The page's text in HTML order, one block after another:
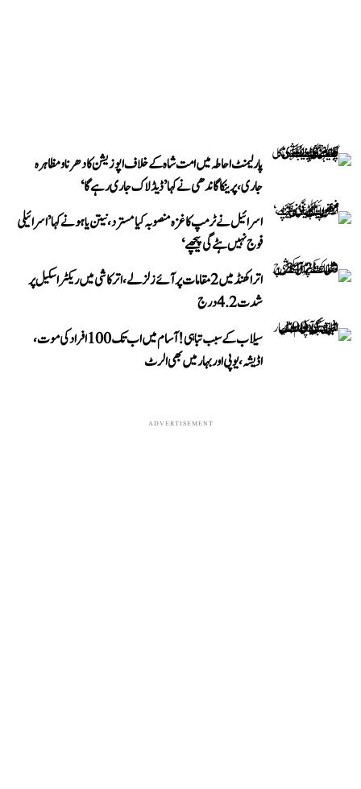
پارلیمنٹ احاطہ میں امت شاہ کے خلاف اپوزیشن کا دھرنا و مظاہرہ
جاری، پرینکا گاندھی نے کہا ’ڈیڈلاک جاری رہے گا‘
اسرائیل نے ٹرمپ کا غزہ منصوبہ کیا مسترد، نیتن یاہو نے کہا ’اسرائیلی
فوج نہیں ہٹے گی پیچھے‘
اتراکھنڈ میں 2 مقامات پر آئے زلزلے، اترکاشی میں ریکٹر اسکیل پر
شدت 4.2 درج
سیلاب کے سبب تباہی! آسام میں اب تک 100 افراد کی موت،
اڈیشہ، یوپی اور بہار میں بھی الرٹ
ADVERTISEMENT